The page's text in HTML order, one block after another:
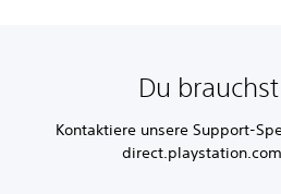
Du
Kontaktiere unsere Support-